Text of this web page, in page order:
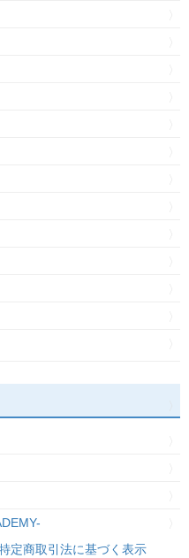
定商取引法に基づく表示